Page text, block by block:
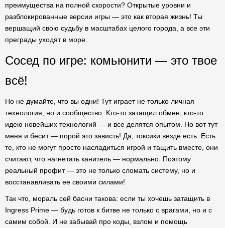
преимущества на полной скорости? Открытые уровни и
разблокированные версии игры — это как вторая жизнь! Ты
вершащий свою судьбу в масштабах целого города, а все эти
преграды уходят в море.
Сосед по игре: комьюнити — это твое
всё!
Но не думайте, что вы одни! Тут играет не только личная
технология, но и сообщество. Кто-то затащил обмен, кто-то
идею новейших технологий — и все делятся опытом. Но вот тут
меня и бесит — порой это зависть! Да, токсики везде есть. Есть
те, кто не могут просто насладиться игрой и тащить вместе, они
считают, что нагнетать канитель — нормально. Поэтому
реальный профит — это не только сломать систему, но и
восстанавливать ее своими силами!
Так что, мораль сей басни такова: если ты хочешь затащить в
Ingress Prime — будь готов к битве не только с врагами, но и с
самим собой. И не забывай про коды, взлом и помощь